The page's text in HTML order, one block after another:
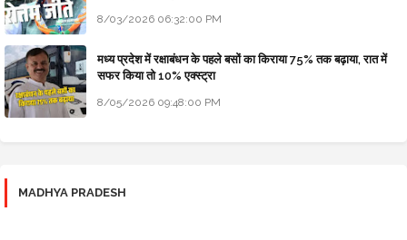
8/03/2026 06:32:00 PM
मध्य प्रदेश में रक्षाबंधन के पहले बसों का किराया 75% तक बढ़ाया, रात में
सफर किया तो 10% एक्स्ट्रा
8/05/2026 09:48:00 PM
MADHYA PRADESH